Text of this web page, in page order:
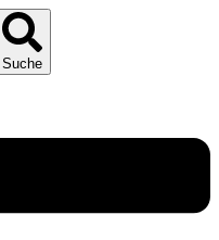
Suche